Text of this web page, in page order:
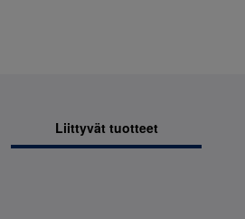
Liittyvät tuotteet